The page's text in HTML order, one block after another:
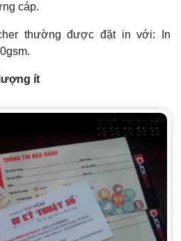
cáp.
thường được đặt in với: In
ít